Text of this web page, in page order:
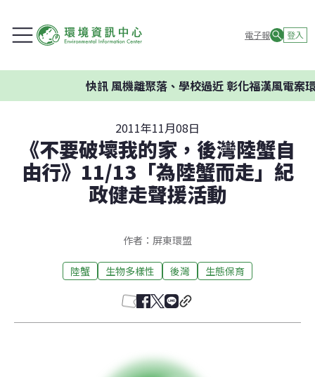
電子報 登入
風機離聚落、學校過近 彰化福漢風電案環委建
2011年11月08日
《不要破壞我的家，後灣陸蟹自
由行》11/13「為陸蟹而走」紀
政健走聲援活動
作者：屏東環盟
陸蟹 生物多樣性 後灣 生態保育